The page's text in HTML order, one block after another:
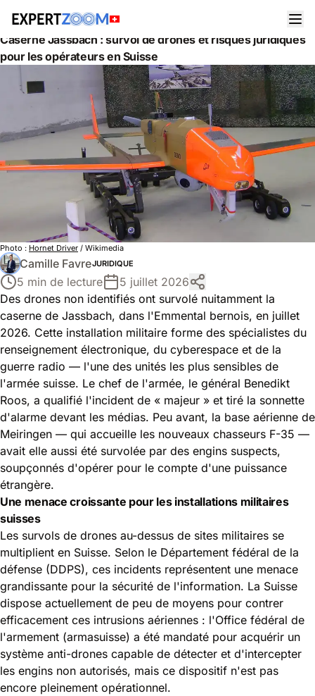
Actualités
Juridique
Caserne Jassbach : survol de drones et risques juridiques
pour les opérateurs en Suisse
Photo : Hornet Driver / Wikimedia
Camille FavreJURIDIQUE
5 min de lecture
5 juillet 2026
Des drones non identifiés ont survolé nuitamment la
caserne de Jassbach, dans l'Emmental bernois, en juillet
2026. Cette installation militaire forme des spécialistes du
renseignement électronique, du cyberespace et de la
guerre radio — l'une des unités les plus sensibles de
l'armée suisse. Le chef de l'armée, le général Benedikt
Roos, a qualifié l'incident de « majeur » et tiré la sonnette
d'alarme devant les médias. Peu avant, la base aérienne de
Meiringen — qui accueille les nouveaux chasseurs F-35 —
avait elle aussi été survolée par des engins suspects,
soupçonnés d'opérer pour le compte d'une puissance
étrangère.
Une menace croissante pour les installations militaires
suisses
Les survols de drones au-dessus de sites militaires se
multiplient en Suisse. Selon le Département fédéral de la
défense (DDPS), ces incidents représentent une menace
grandissante pour la sécurité de l'information. La Suisse
dispose actuellement de peu de moyens pour contrer
efficacement ces intrusions aériennes : l'Office fédéral de
l'armement (armasuisse) a été mandaté pour acquérir un
système anti-drones capable de détecter et d'intercepter
les engins non autorisés, mais ce dispositif n'est pas
encore pleinement opérationnel.